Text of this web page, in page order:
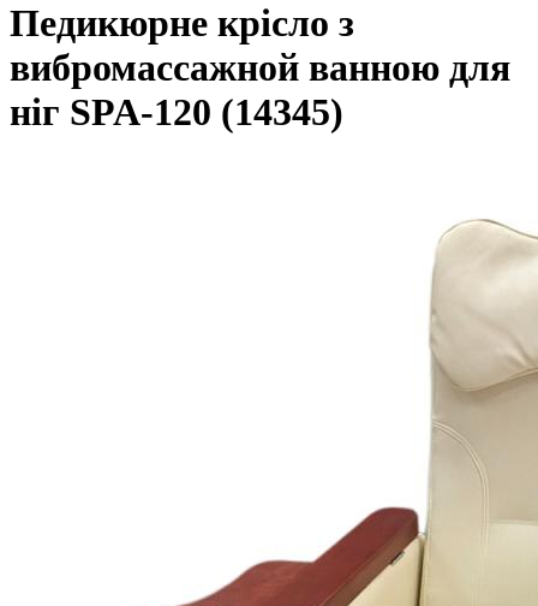
Педикюрне крісло з
вибромассажной ванною для
ніг SPA-120 (14345)